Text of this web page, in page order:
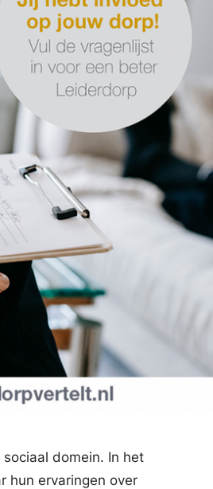
domein. In het
hun ervaringen over